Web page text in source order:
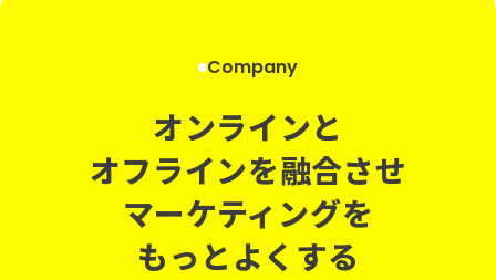
Company
オンラインと
オフラインを融合させ
マーケティングを
もっとよくする